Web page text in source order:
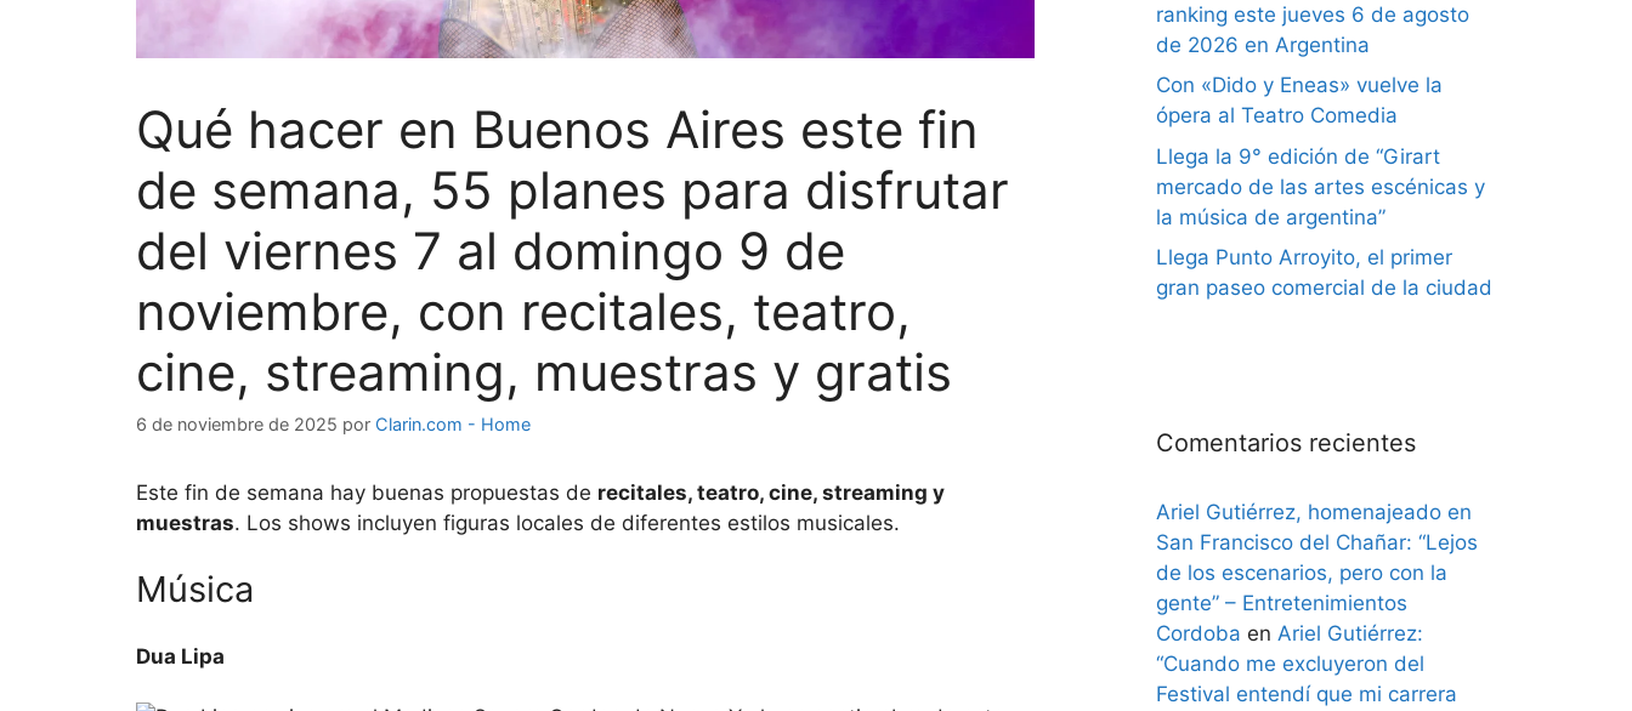
Qué hacer en Buenos Aires este fin
de semana, 55 planes para disfrutar
del viernes 7 al domingo 9 de
noviembre, con recitales, teatro,
cine, streaming, muestras y gratis
6 de noviembre de 2025 por Clarin.com - Home
Este fin de semana hay buenas propuestas de recitales, teatro, cine, streaming y
muestras. Los shows incluyen figuras locales de diferentes estilos musicales.
Música
Dua Lipa
ranking este jueves 6 de agosto
de 2026 en Argentina
Con «Dido y Eneas» vuelve la
ópera al Teatro Comedia
Llega la 9° edición de “Girart
mercado de las artes escénicas y
la música de argentina”
Llega Punto Arroyito, el primer
gran paseo comercial de la ciudad
Comentarios recientes
Ariel Gutiérrez, homenajeado en
San Francisco del Chañar: “Lejos
de los escenarios, pero con la
gente” – Entretenimientos
Cordoba en Ariel Gutiérrez:
“Cuando me excluyeron del
Festival entendí que mi carrera